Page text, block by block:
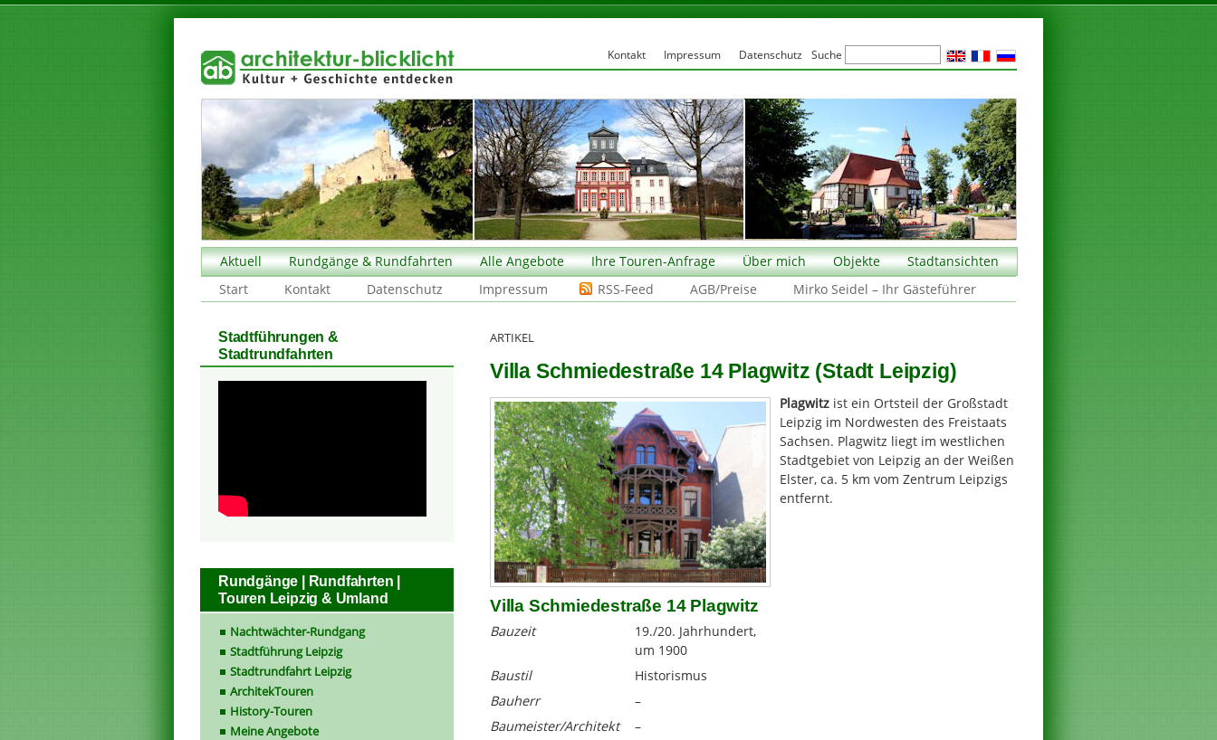
Aktuell Rundgänge & Rundfahrten Alle Angebote Ihre Touren-Anfrage Über mich Objekte
Stadtansichten
Start
Kontakt Datenschutz Impressum RSS-Feed AGB/Preise Mirko Seidel – Ihr Gästeführer
ARTIKEL
Villa Schmiedestraße 14 Plagwitz (Stadt Leipzig)
Plagwitz ist ein Ortsteil der Großstadt
Leipzig im Nordwesten des Freistaats
Sachsen. Plagwitz liegt im westlichen
Stadtgebiet von Leipzig an der Weißen
Elster, ca. 5 km vom Zentrum Leipzigs
entfernt.
Villa Schmiedestraße 14 Plagwitz
Bauzeit
19./20. Jahrhundert,
um 1900
Baustil
Historismus
Bauherr
–
Baumeister/Architekt
–
Stadtführungen &
Stadtrundfahrten
Rundgänge | Rundfahrten |
Touren Leipzig & Umland
Nachtwächter-Rundgang
Stadtführung Leipzig
Stadtrundfahrt Leipzig
ArchitekTouren
History-Touren
Meine Angebote
Kontakt Impressum Datenschutz Suche